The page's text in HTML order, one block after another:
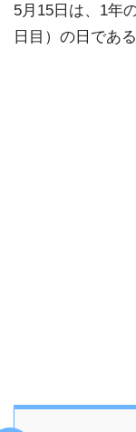
5月15日は、1年
日目）の日である